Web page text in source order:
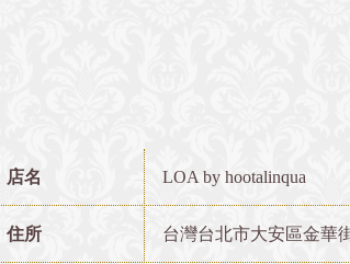
店名 LOA by hootalinqua
住所 台灣台北市大安區金華